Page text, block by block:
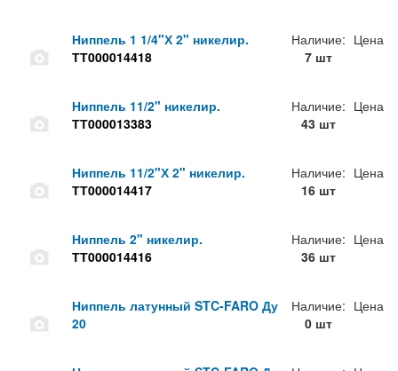
Ниппель 1 1/4"Х 2" никелир.
ТТ000014418
Наличие:
7 шт
Цена
Ниппель 11/2" никелир.
ТТ000013383
Наличие:
43 шт
Цена
Ниппель 11/2"Х 2" никелир.
ТТ000014417
Наличие:
16 шт
Цена
Ниппель 2" никелир.
ТТ000014416
Наличие:
36 шт
Цена
Ниппель латунный STC-FARO Ду
20
Наличие:
0 шт
Цена